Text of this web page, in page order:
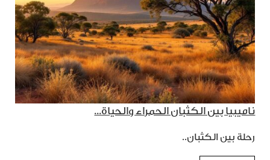
ناميبيا بين الكثبان الحمراء والحياة...
رحلة بين الكثبان..